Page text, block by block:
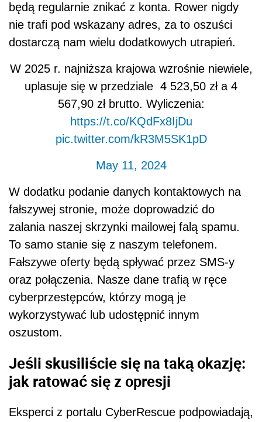
będą regularnie znikać z konta. Rower nigdy
nie trafi pod wskazany adres, za to oszuści
dostarczą nam wielu dodatkowych utrapień.
W 2025 r. najniższa krajowa wzrośnie niewiele,
uplasuje się w przedziale 4 523,50 zł a 4
567,90 zł brutto. Wyliczenia:
https://t.co/KQdFx8IjDu
pic.twitter.com/kR3M5SK1pD
May 11, 2024
W dodatku podanie danych kontaktowych na
fałszywej stronie, może doprowadzić do
zalania naszej skrzynki mailowej falą spamu.
To samo stanie się z naszym telefonem.
Fałszywe oferty będą spływać przez SMS-y
oraz połączenia. Nasze dane trafią w ręce
cyberprzestępców, którzy mogą je
wykorzystywać lub udostępnić innym
oszustom.
Jeśli skusiliście się na taką okazję:
jak ratować się z opresji
Eksperci z portalu CyberRescue podpowiadają,